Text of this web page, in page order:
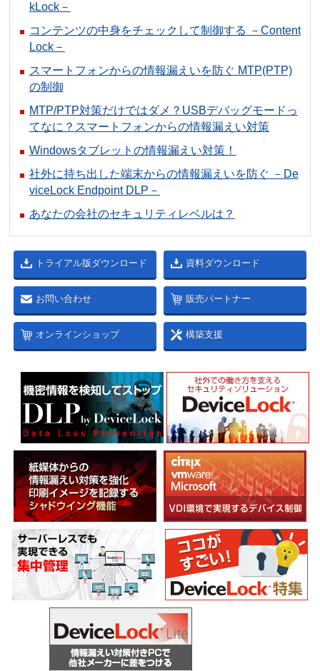
kLock－
コンテンツの中身をチェックして制御する －Content
Lock－
スマートフォンからの情報漏えいを防ぐ MTP(PTP)
の制御
MTP/PTP対策だけではダメ？USBデバッグモードっ
てなに？スマートフォンからの情報漏えい対策
Windowsタブレットの情報漏えい対策！
社外に持ち出した端末からの情報漏えいを防ぐ －De
viceLock Endpoint DLP－
あなたの会社のセキュリティレベルは？
トライアル版ダウンロード 資料ダウンロード
お問い合わせ 販売パートナー
オンラインショップ 構築支援